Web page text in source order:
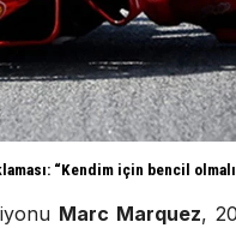
“Kendim için bencil
Marc Marquez,